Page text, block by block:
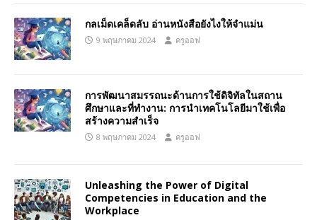
กลเม็ดเคล็ดลับ อ่านหนังสือยังไงให้จำแม่น
9 พฤษภาคม 2024 ครูออฟ
การพัฒนาสมรรถนะด้านการใช้ดิจิทัลในสถาน
ศึกษาและที่ทำงาน: การนำเทคโนโลยีมาใช้เพื่อ
สร้างความสำเร็จ
8 พฤษภาคม 2024 ครูออฟ
Unleashing the Power of Digital
Competencies in Education and the
Workplace